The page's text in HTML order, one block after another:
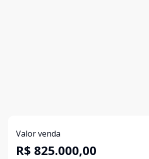
Valor venda
R$ 825.000,00